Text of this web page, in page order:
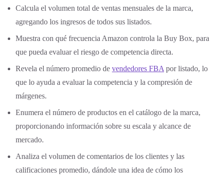
Calcula el volumen total de ventas mensuales de la marca,
agregando los ingresos de todos sus listados.
Muestra con qué frecuencia Amazon controla la Buy Box, para
que pueda evaluar el riesgo de competencia directa.
Revela el número promedio de vendedores FBA por listado, lo
que lo ayuda a evaluar la competencia y la compresión de
márgenes.
Enumera el número de productos en el catálogo de la marca,
proporcionando información sobre su escala y alcance de
mercado.
Analiza el volumen de comentarios de los clientes y las
calificaciones promedio, dándole una idea de cómo los